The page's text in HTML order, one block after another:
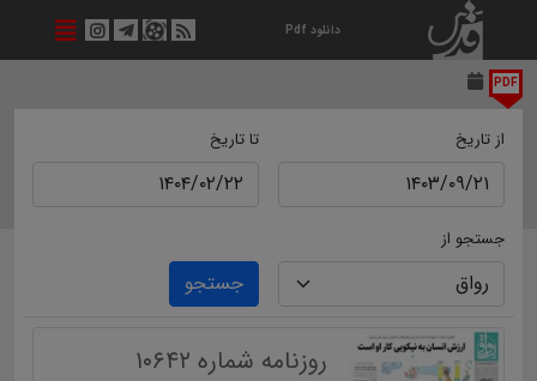
دانلود Pdf
PDF
از تاریخ تا تاریخ
جستجو از
جستجو
روزنامه شماره ۱۰۶۴۲